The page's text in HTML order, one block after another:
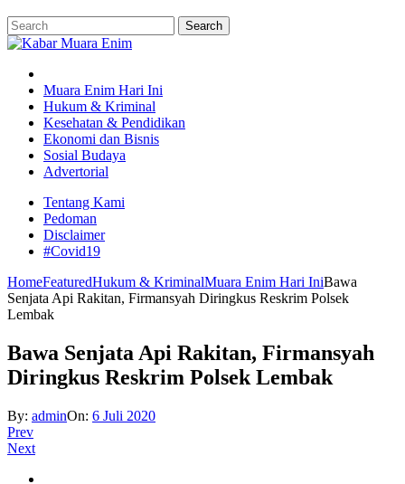
Muara Enim Hari Ini
Hukum & Kriminal
Kesehatan & Pendidikan
Ekonomi dan Bisnis
Sosial Budaya
Advertorial
Tentang Kami
Pedoman
Disclaimer
#Covid19
HomeFeaturedHukum & KriminalMuara Enim Hari IniBawa
Senjata Api Rakitan, Firmansyah Diringkus Reskrim Polsek
Lembak
Bawa Senjata Api Rakitan, Firmansyah
Diringkus Reskrim Polsek Lembak
By: adminOn: 6 Juli 2020
Prev
Next